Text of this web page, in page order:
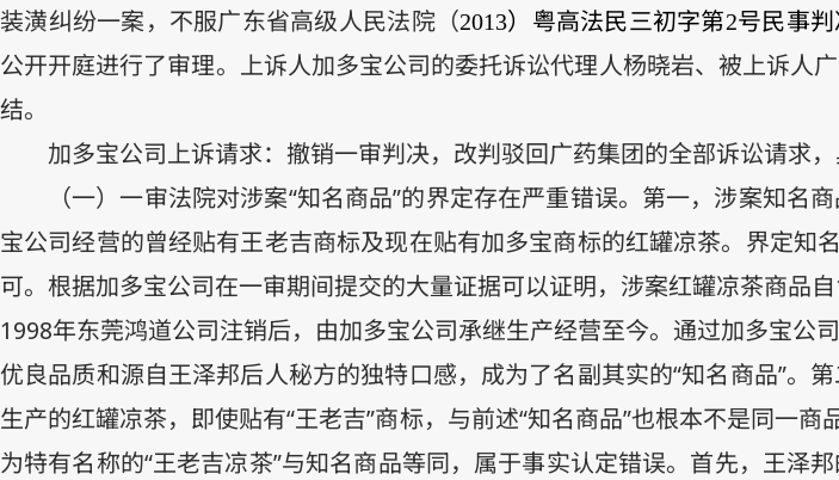
装潢纠纷一案，不服广东省高级人民法院（2013）粤高法民三初字第2号民事判
公开开庭进行了审理。上诉人加多宝公司的委托诉讼代理人杨晓岩、被上诉人
结。
加多宝公司上诉请求：撤销一审判决，改判驳回广药集团的全部诉讼请求，
（一）一审法院对涉案“知名商品”的界定存在严重错误。第一，涉案知
宝公司经营的曾经贴有王老吉商标及现在贴有加多宝商标的红罐凉茶。界定知
可。根据加多宝公司在一审期间提交的大量证据可以证明，涉案红罐凉茶商品自
1998年东莞鸿道公司注销后，由加多宝公司承继生产经营至今。通过加多宝
优良品质和源自王泽邦后人秘方的独特口感，成为了名副其实的“知名商品”。
生产的红罐凉茶，即使贴有“王老吉”商标，与前述“知名商品”也根本不是同一
为特有名称的“王老吉凉茶”与知名商品等同，属于事实认定错误。首先，王